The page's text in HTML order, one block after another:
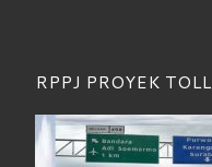
RPPJ PROYEK TOLL